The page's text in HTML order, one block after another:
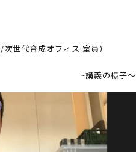
世代育成オフィス 室員）
~講義の様子～